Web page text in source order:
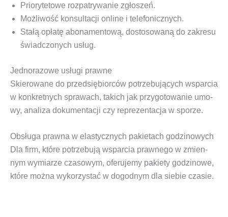
Prio­ry­te­to­we roz­pa­try­wa­nie zgłoszeń.
Moż­li­wość kon­sul­ta­cji onli­ne i telefonicznych.
Sta­łą opła­tę abo­na­men­to­wą, dosto­so­wa­ną do zakre­su
świad­czo­nych usług.
Jednorazowe usługi prawne
Skie­ro­wa­ne do przed­się­bior­ców potrze­bu­ją­cych wspar­cia
w kon­kret­nych spra­wach, takich jak przy­go­to­wa­nie umo­
wy, ana­li­za doku­men­ta­cji czy repre­zen­ta­cja w sporze.
Obsługa prawna w elastycznych pakietach godzinowych
Dla firm, któ­re potrze­bu­ją wspar­cia praw­ne­go w zmien­
nym wymia­rze cza­so­wym, ofe­ru­je­my pakie­ty godzi­no­we,
któ­re moż­na wyko­rzy­stać w dogod­nym dla sie­bie czasie.